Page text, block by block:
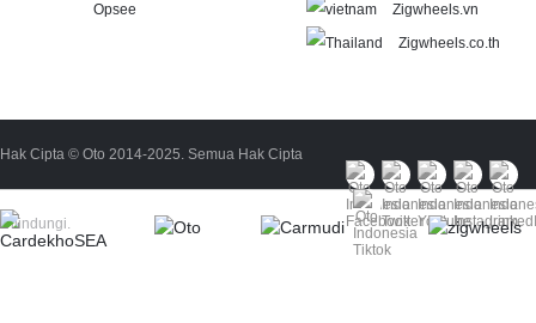
Opsee
Zigwheels.vn
Zigwheels.co.th
Hak Cipta © Oto 2014-2025. Semua Hak Cipta
Dilindungi.